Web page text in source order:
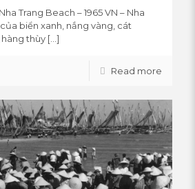
Trang Beach – 1965 VN – Nha
biển xanh, nắng vàng, cát
thùy […]
Read more